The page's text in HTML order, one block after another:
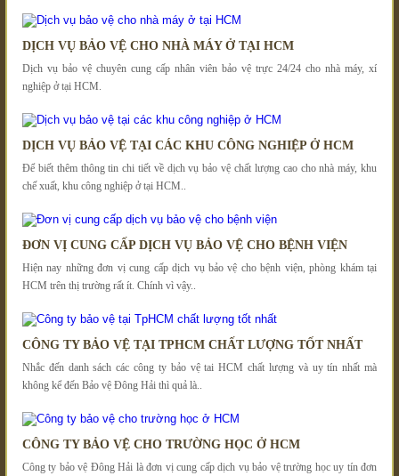
DỊCH VỤ BẢO VỆ CHO NHÀ MÁY Ở TẠI HCM
Dịch vụ bảo vệ chuyên cung cấp nhân viên bảo vệ trực 24/24 cho nhà máy, xí
nghiệp ở tại HCM.
DỊCH VỤ BẢO VỆ TẠI CÁC KHU CÔNG NGHIỆP Ở HCM
Để biết thêm thông tin chi tiết về dịch vụ bảo vệ chất lượng cao cho nhà máy, khu
chế xuất, khu công nghiệp ở tại HCM..
ĐƠN VỊ CUNG CẤP DỊCH VỤ BẢO VỆ CHO BỆNH VIỆN
Hiện nay những đơn vị cung cấp dịch vụ bảo vệ cho bệnh viện, phòng khám tại
HCM trên thị trường rất ít. Chính vì vậy..
CÔNG TY BẢO VỆ TẠI TPHCM CHẤT LƯỢNG TỐT NHẤT
Nhắc đến danh sách các công ty bảo vệ tai HCM chất lượng và uy tín nhất mà
không kể đến Bảo vệ Đông Hải thì quả là..
CÔNG TY BẢO VỆ CHO TRƯỜNG HỌC Ở HCM
Công ty bảo vệ Đông Hải là đơn vị cung cấp dịch vụ bảo vệ trường học uy tín đơn